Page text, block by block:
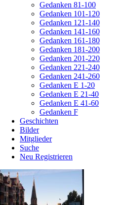
Gedanken 81-100
Gedanken 101-120
Gedanken 121-140
Gedanken 141-160
Gedanken 161-180
Gedanken 181-200
Gedanken 201-220
Gedanken 221-240
Gedanken 241-260
Gedanken E 1-20
Gedanken E 21-40
Gedanken E 41-60
Gedanken F
Geschichten
Bilder
Mitglieder
Suche
Neu Registrieren